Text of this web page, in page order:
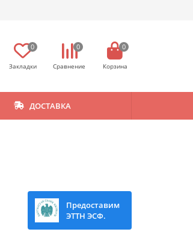
0 0 0
ДОСТАВКА
Предоставим
ЭТТН ЭСФ.